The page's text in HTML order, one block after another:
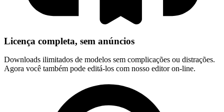
Licença completa, sem anúncios
Downloads ilimitados de modelos sem complicações ou distrações.
Agora você também pode editá-los com nosso editor on-line.